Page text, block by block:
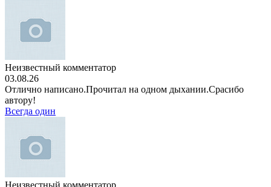
Неизвестный комментатор
03.08.26
Отлично написано.Прочитал на одном дыхании.Срасибо
автору!
Всегда один